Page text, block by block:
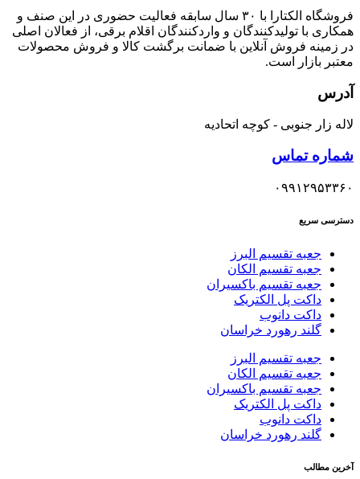
فروشگاه الکتارا با ۳۰ سال سابقه فعالیت حضوری در این صنف و
همکاری با تولیدکنندگان و واردکنندگان اقلام برقی، از فعالان اصلی
در زمینه فروش آنلاین با ضمانت برگشت کالا و فروش محصولات
معتبر بازار است.
آدرس
لاله زار جنوبی - کوچه اتحادیه
شماره تماس
۰۹۹۱۲۹۵۳۳۶۰
دسترسی سریع
جعبه تقسیم البرز
جعبه تقسیم الکان
جعبه تقسیم باکسیران
داکت پل الکتریک
داکت دانوب
گلند رهورد خراسان
جعبه تقسیم البرز
جعبه تقسیم الکان
جعبه تقسیم باکسیران
داکت پل الکتریک
داکت دانوب
گلند رهورد خراسان
آخرین مطالب